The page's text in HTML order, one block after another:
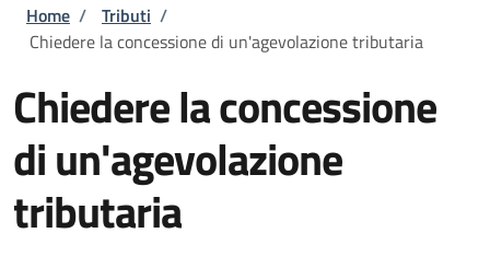
Briciole di pane
Home / Tributi /
Chiedere la concessione di un'agevolazione tributaria
Chiedere la concessione
di un'agevolazione
tributaria